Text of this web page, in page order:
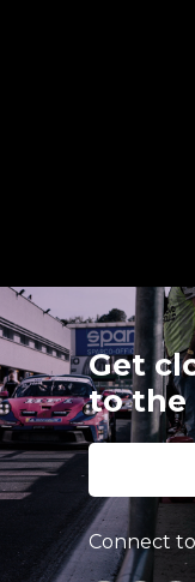
Get
to the
Connect to